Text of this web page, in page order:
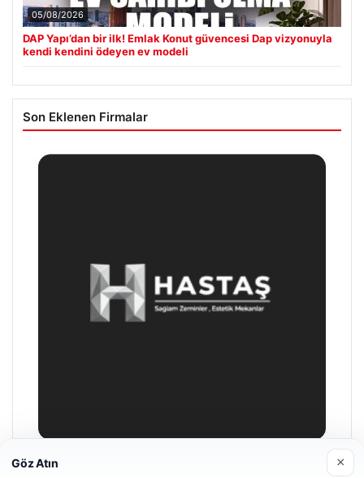
05/08/2026
DAP Yapı’dan bir ilk! Emlak Konut güvencesi Dap vizyonuyla
kendi kendini ödeyen ev modeli
Son Eklenen Firmalar
Göz Atın ×